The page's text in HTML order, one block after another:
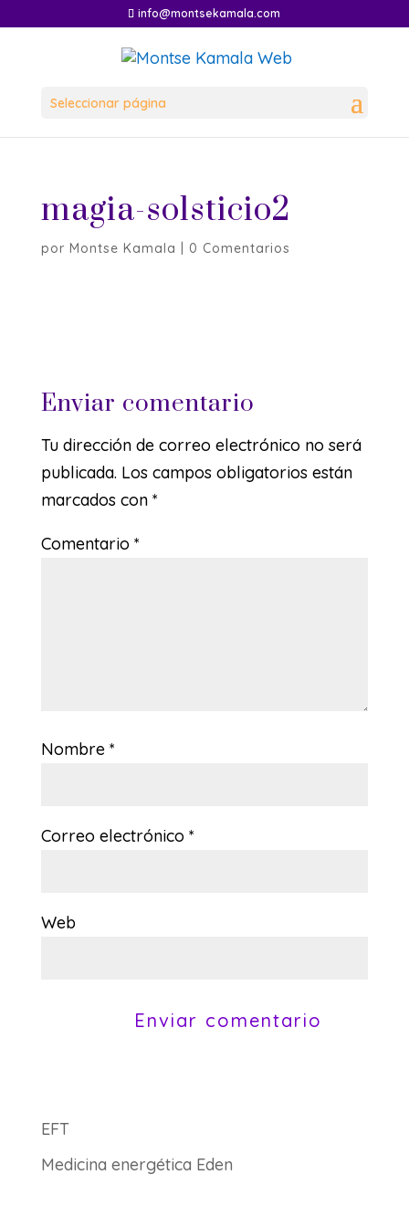
info@montsekamala.com
Seleccionar página
magia-solsticio2
por Montse Kamala 0 Comentarios
Enviar comentario
Tu dirección de correo electrónico no será
publicada. Los campos obligatorios están
marcados con *
Comentario *
Nombre *
Correo electrónico *
Web
EFT
Medicina energética Eden